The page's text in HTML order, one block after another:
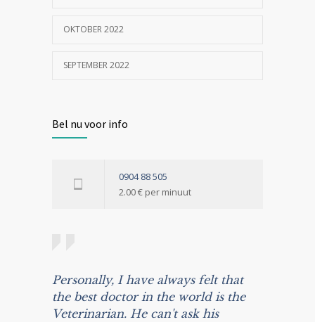
OKTOBER 2022
SEPTEMBER 2022
Bel nu voor info
0904 88 505
2.00 € per minuut
Personally, I have always felt that
the best doctor in the world is the
Veterinarian. He can't ask his